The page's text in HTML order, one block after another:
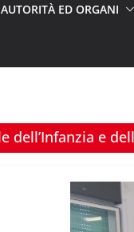
AUTORITÀ ED ORGANI
dell’Infanzia e